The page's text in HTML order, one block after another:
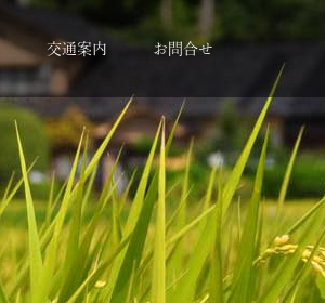
交通案内 お問合せ